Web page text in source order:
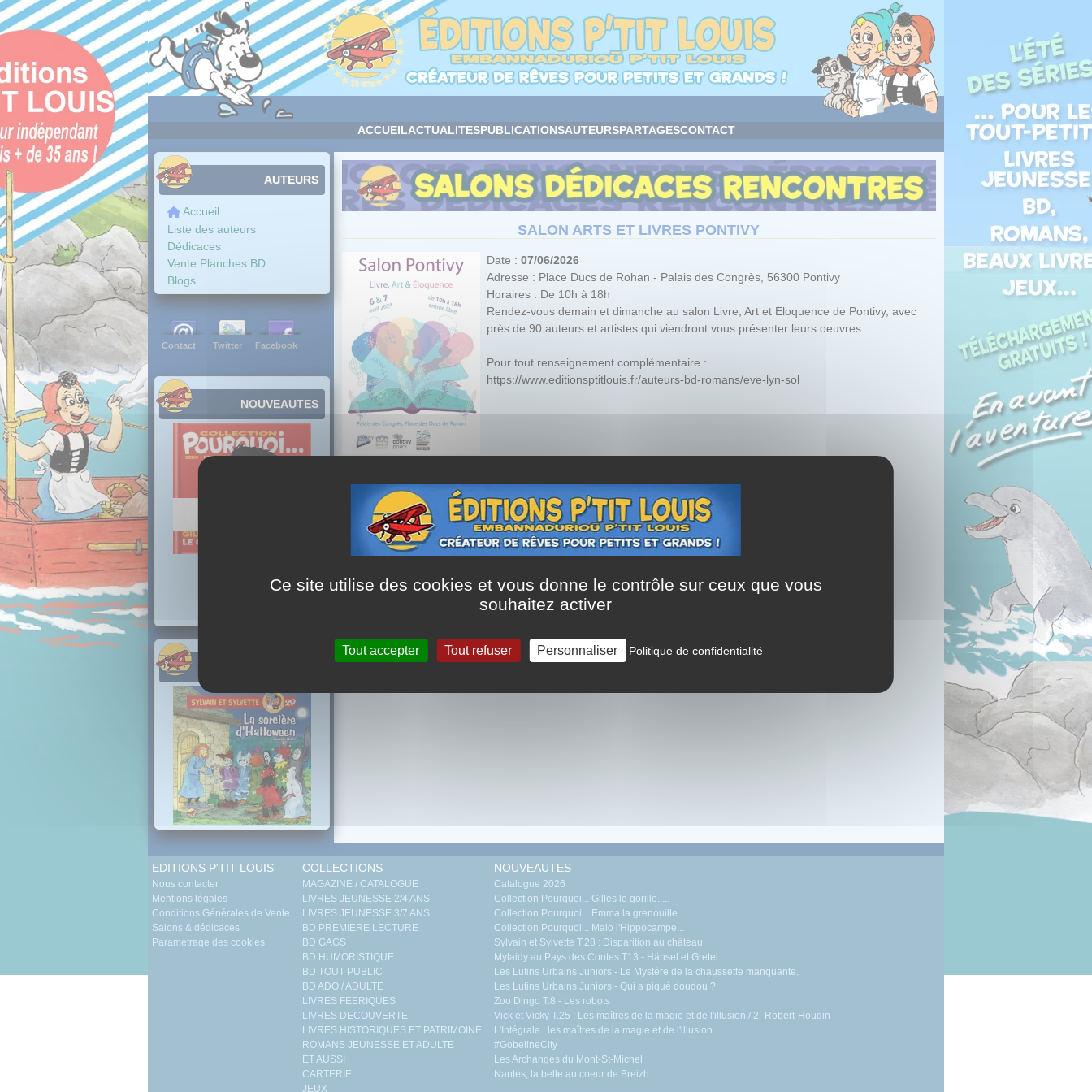
ACCUEILACTUALITESPUBLICATIONSAUTEURSPARTAGESCONTACT
AUTEURS
Accueil
Liste des auteurs
Dédicaces
Vente Planches BD
Blogs
Contact Twitter Facebook
NOUVEAUTES
SALON ARTS ET LIVRES PONTIVY
Date : 07/06/2026
Adresse : Place Ducs de Rohan - Palais des Congrès, 56300 Pontivy
Horaires : De 10h à 18h
Rendez-vous demain et dimanche au salon Livre, Art et Eloquence de Pontivy, avec
près de 90 auteurs et artistes qui viendront vous présenter leurs oeuvres...
Pour tout renseignement complémentaire :
https://www.editionsptitlouis.fr/auteurs-bd-romans/eve-lyn-sol
la liste de tous les salons et dédicaces
EDITIONS P'TIT LOUIS
Nous contacter
Mentions légales
Conditions Générales de Vente
Salons & dédicaces
Paramétrage des cookies
COLLECTIONS
MAGAZINE / CATALOGUE
LIVRES JEUNESSE 2/4 ANS
LIVRES JEUNESSE 3/7 ANS
BD PREMIERE LECTURE
BD GAGS
BD HUMORISTIQUE
BD TOUT PUBLIC
BD ADO / ADULTE
LIVRES FEERIQUES
LIVRES DECOUVERTE
LIVRES HISTORIQUES ET PATRIMOINE
ROMANS JEUNESSE ET ADULTE
ET AUSSI
CARTERIE
JEUX
NOUVEAUTES
Catalogue 2026
Collection Pourquoi... Gilles le gorille.....
Collection Pourquoi... Emma la grenouille...
Collection Pourquoi... Malo l'Hippocampe...
Sylvain et Sylvette T.28 : Disparition au château
Mylaidy au Pays des Contes T13 - Hänsel et Gretel
Les Lutins Urbains Juniors - Le Mystère de la chaussette manquante.
Les Lutins Urbains Juniors - Qui a piqué doudou ?
Zoo Dingo T.8 - Les robots
Vick et Vicky T.25 : Les maîtres de la magie et de l'illusion / 2- Robert-Houdin
L'Intégrale : les maîtres de la magie et de l'illusion
#GobelineCity
Les Archanges du Mont-St-Michel
Nantes, la belle au coeur de Breizh
Panneau de gestion des cookies
Ce site utilise des cookies et vous donne le contrôle sur ceux que vous
souhaitez activer
Tout accepter Tout refuser Personnaliser Politique de confidentialité